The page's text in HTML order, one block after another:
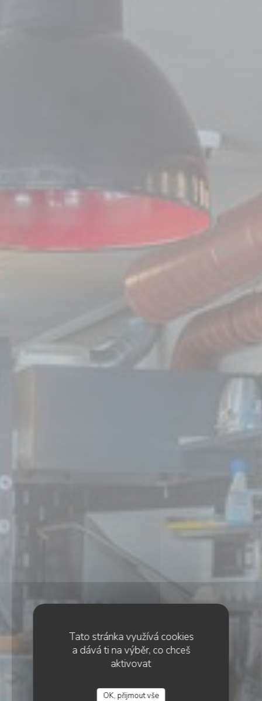
Tato stránka využívá cookies
a dává ti na výběr, co chceš
aktivovat
OK, přijmout vše
SAINT-OUEN-SUR-SEINE